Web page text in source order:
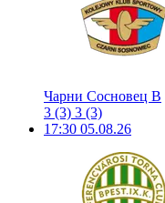
Чарни Сосновец В
3 (3) 3 (3)
17:30 05.08.26